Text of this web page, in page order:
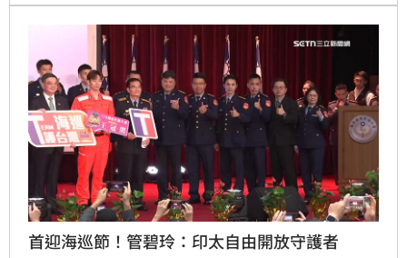
海洋國家，始終以真誠的友誼與共同的價值相互連結。
她並感謝三位大使長期在國際為台灣仗義發聲，特別是
在聯合國及多邊場合中，支持台灣的國際參與與區域和
平，聯袂來訪充分展
首迎海巡節！管碧玲：印太自由開放守護者